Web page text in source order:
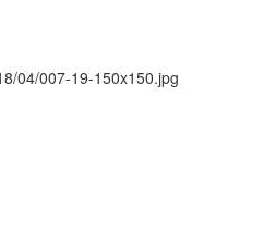
04/007-19-150x150.jpg